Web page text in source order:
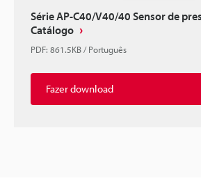
Série AP-C40/V40/40 Sensor de
Catálogo
PDF: 861.5KB/Português
Fazer download